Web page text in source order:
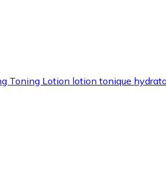
Toning Lotion lotion tonique